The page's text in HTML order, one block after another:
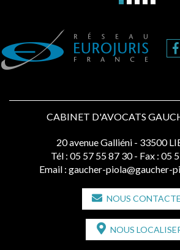
CABINET D'AVOCATS
20 avenue Galliéni - 33500
Tél : 05 57 55 87 30 - Fax : 05
Email : gaucher-piola@gaucher-
NOUS
NOUS